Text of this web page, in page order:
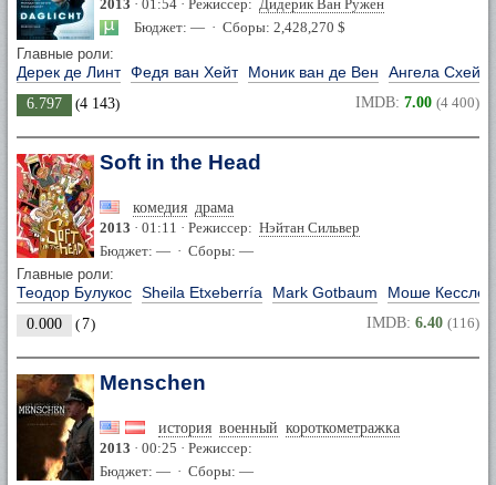
2013 · 01:54 · Режиссер: Дидерик Ван Ружен
Бюджет: — · Сборы: 2,428,270 $
Главные роли:
Дерек де Линт Федя ван Хейт Моник ван де Вен Ангела Схейф
6.797 (4 143) IMDB: 7.00 (4 400)
Soft in the Head
комедия драма
2013 · 01:11 · Режиссер: Нэйтан Сильвер
Бюджет: — · Сборы: —
Главные роли:
Теодор Булукос Sheila Etxeberría Mark Gotbaum Моше Кесслер
0.000 ( 7) IMDB: 6.40 (116)
Menschen
история военный короткометражка
2013 · 00:25 · Режиссер:
Бюджет: — · Сборы: —